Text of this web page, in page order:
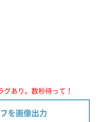
あり。数秒待って！
を画像出力